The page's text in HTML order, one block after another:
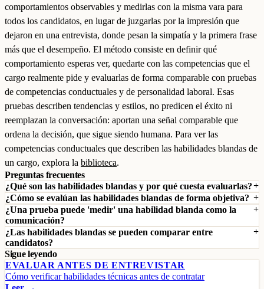
comportamientos observables y medirlas con la misma vara para
todos los candidatos, en lugar de juzgarlas por la impresión que
dejaron en una entrevista, donde pesan la simpatía y la primera frase
más que el desempeño. El método consiste en definir qué
comportamiento esperas ver, quedarte con las competencias que el
cargo realmente pide y evaluarlas de forma comparable con pruebas
de competencias conductuales y de personalidad laboral. Esas
pruebas describen tendencias y estilos, no predicen el éxito ni
reemplazan la conversación: aportan una señal comparable que
ordena la decisión, que sigue siendo humana. Para ver las
competencias conductuales que describen las habilidades blandas de
un cargo, explora la biblioteca.
Preguntas frecuentes
¿Qué son las habilidades blandas y por qué cuesta evaluarlas?
¿Cómo se evalúan las habilidades blandas de forma objetiva?
¿Una prueba puede 'medir' una habilidad blanda como la
comunicación?
¿Las habilidades blandas se pueden comparar entre
candidatos?
Sigue leyendo
EVALUAR ANTES DE ENTREVISTAR
Cómo verificar habilidades técnicas antes de contratar